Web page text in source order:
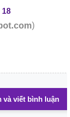
18
)
và viết bình luận